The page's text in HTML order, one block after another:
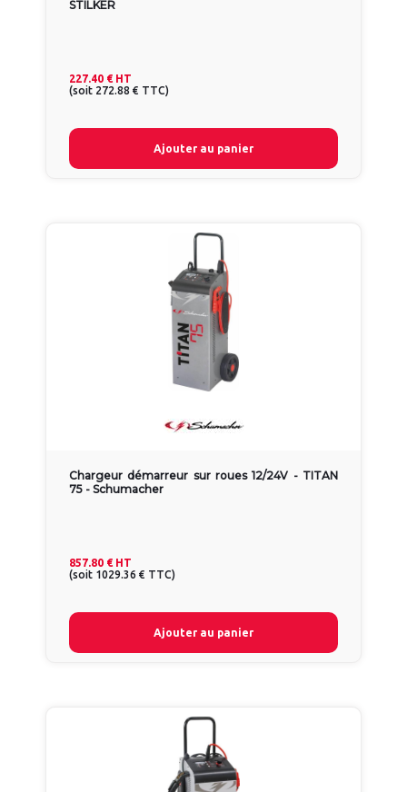
STILKER
227.40 € HT
(soit 272.88 € TTC)
Ajouter au panier
Chargeur démarreur sur roues 12/24V - TITAN
75 - Schumacher
857.80 € HT
(soit 1029.36 € TTC)
Ajouter au panier